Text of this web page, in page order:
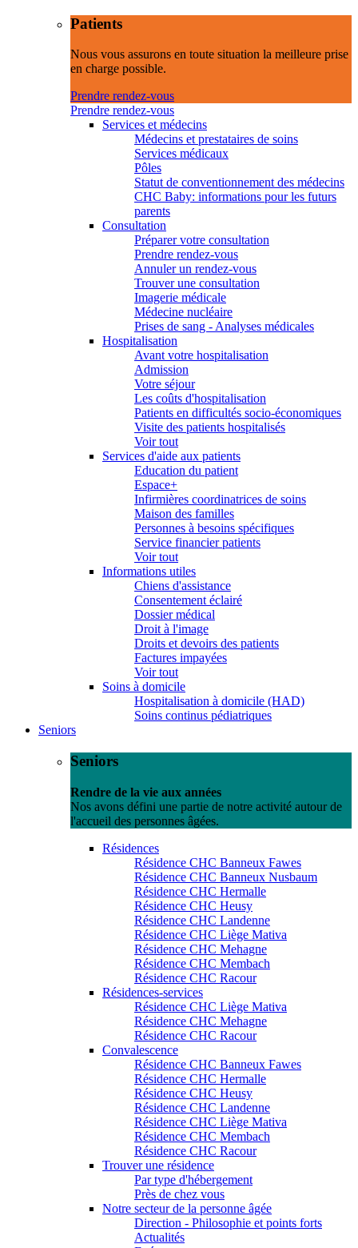
Patients
Nous vous assurons en toute situation la meilleure prise
en charge possible.
Prendre rendez-vous
Prendre rendez-vous
Services et médecins
Médecins et prestataires de soins
Services médicaux
Pôles
Statut de conventionnement des médecins
CHC Baby: informations pour les futurs
parents
Consultation
Préparer votre consultation
Prendre rendez-vous
Annuler un rendez-vous
Trouver une consultation
Imagerie médicale
Médecine nucléaire
Prises de sang - Analyses médicales
Hospitalisation
Avant votre hospitalisation
Admission
Votre séjour
Les coûts d'hospitalisation
Patients en difficultés socio-économiques
Visite des patients hospitalisés
Voir tout
Services d'aide aux patients
Education du patient
Espace+
Infirmières coordinatrices de soins
Maison des familles
Personnes à besoins spécifiques
Service financier patients
Voir tout
Informations utiles
Chiens d'assistance
Consentement éclairé
Dossier médical
Droit à l'image
Droits et devoirs des patients
Factures impayées
Voir tout
Soins à domicile
Hospitalisation à domicile (HAD)
Soins continus pédiatriques
Seniors
Seniors
Rendre de la vie aux années
Nos avons défini une partie de notre activité autour de
l'accueil des personnes âgées.
Résidences
Résidence CHC Banneux Fawes
Résidence CHC Banneux Nusbaum
Résidence CHC Hermalle
Résidence CHC Heusy
Résidence CHC Landenne
Résidence CHC Liège Mativa
Résidence CHC Mehagne
Résidence CHC Membach
Résidence CHC Racour
Résidences-services
Résidence CHC Liège Mativa
Résidence CHC Mehagne
Résidence CHC Racour
Convalescence
Résidence CHC Banneux Fawes
Résidence CHC Hermalle
Résidence CHC Heusy
Résidence CHC Landenne
Résidence CHC Liège Mativa
Résidence CHC Membach
Résidence CHC Racour
Trouver une résidence
Par type d'hébergement
Près de chez vous
Notre secteur de la personne âgée
Direction - Philosophie et points forts
Actualités